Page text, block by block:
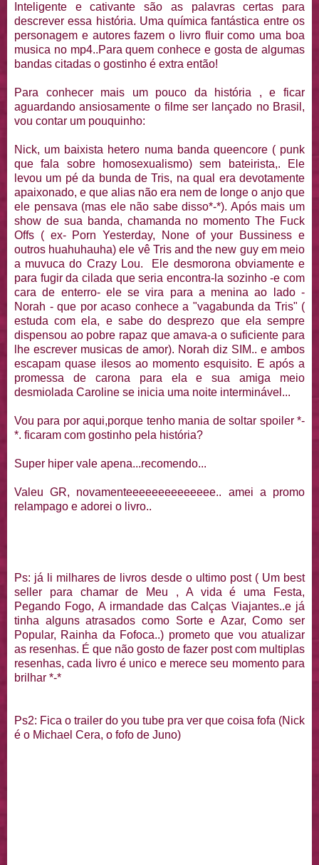
Inteligente e cativante são as palavras certas para
descrever essa história. Uma química fantástica entre os
personagem e autores fazem o livro fluir como uma boa
musica no mp4..Para quem conhece e gosta de algumas
bandas citadas o gostinho é extra então!
Para conhecer mais um pouco da história , e ficar
aguardando ansiosamente o filme ser lançado no Brasil,
vou contar um pouquinho:
Nick, um baixista hetero numa banda queencore ( punk
que fala sobre homosexualismo) sem bateirista,. Ele
levou um pé da bunda de Tris, na qual era devotamente
apaixonado, e que alias não era nem de longe o anjo que
ele pensava (mas ele não sabe disso*-*). Após mais um
show de sua banda, chamanda no momento The Fuck
Offs ( ex- Porn Yesterday, None of your Bussiness e
outros huahuhauha) ele vê Tris and the new guy em meio
a muvuca do Crazy Lou. Ele desmorona obviamente e
para fugir da cilada que seria encontra-la sozinho -e com
cara de enterro- ele se vira para a menina ao lado -
Norah - que por acaso conhece a "vagabunda da Tris" (
estuda com ela, e sabe do desprezo que ela sempre
dispensou ao pobre rapaz que amava-a o suficiente para
lhe escrever musicas de amor). Norah diz SIM.. e ambos
escapam quase ilesos ao momento esquisito. E após a
promessa de carona para ela e sua amiga meio
desmiolada Caroline se inicia uma noite interminável...
Vou para por aqui,porque tenho mania de soltar spoiler *-
*. ficaram com gostinho pela história?
Super hiper vale apena...recomendo...
Valeu GR, novamenteeeeeeeeeeeeee.. amei a promo
relampago e adorei o livro..
Ps: já li milhares de livros desde o ultimo post ( Um best
seller para chamar de Meu , A vida é uma Festa,
Pegando Fogo, A irmandade das Calças Viajantes..e já
tinha alguns atrasados como Sorte e Azar, Como ser
Popular, Rainha da Fofoca..) prometo que vou atualizar
as resenhas. É que não gosto de fazer post com multiplas
resenhas, cada livro é unico e merece seu momento para
brilhar *-*
Ps2: Fica o trailer do you tube pra ver que coisa fofa (Nick
é o Michael Cera, o fofo de Juno)